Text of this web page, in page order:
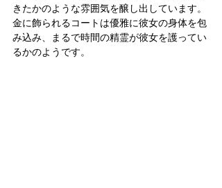
きたかのような雰囲気を醸し出しています。
金に飾られるコートは優雅に彼女の身体を包
み込み、まるで時間の精霊が彼女を護ってい
るかのようです。